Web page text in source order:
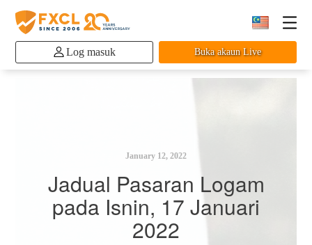
Log masuk Buka akaun Live
January 12, 2022
Jadual Pasaran Logam
pada Isnin, 17 Januari
2022